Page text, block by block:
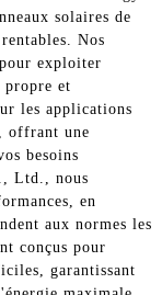
solaires de
Nos
exploiter
et
les applications
offrant une
besoins
Ltd., nous
en
aux normes les
conçus pour
garantissant